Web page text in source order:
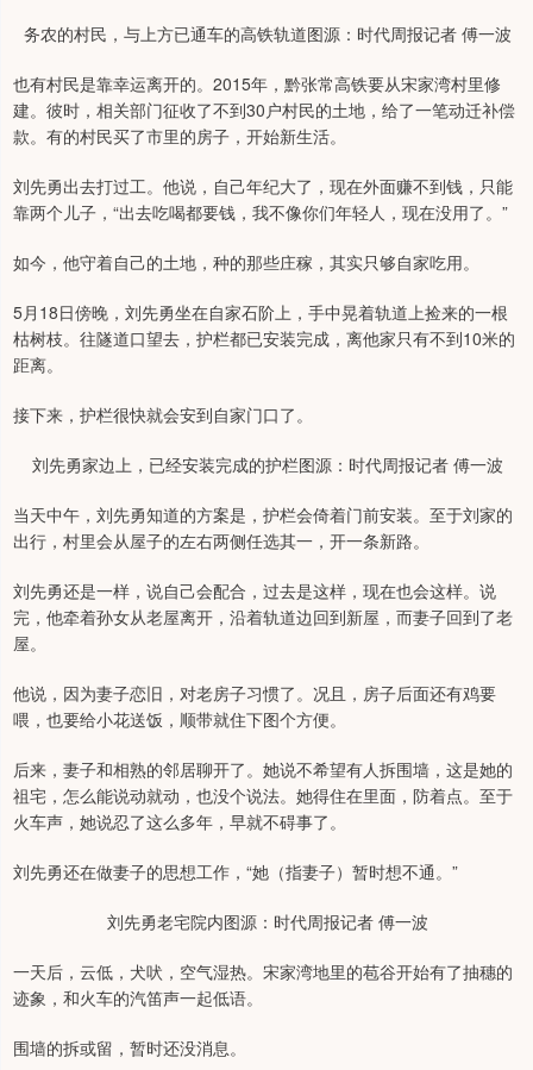
务农的村民，与上方已通车的高铁轨道图源：时代周报记者 傅一波
也有村民是靠幸运离开的。2015年，黔张常高铁要从宋家湾村里修
建。彼时，相关部门征收了不到30户村民的土地，给了一笔动迁补偿
款。有的村民买了市里的房子，开始新生活。
刘先勇出去打过工。他说，自己年纪大了，现在外面赚不到钱，只能
靠两个儿子，“出去吃喝都要钱，我不像你们年轻人，现在没用了。”
如今，他守着自己的土地，种的那些庄稼，其实只够自家吃用。
5月18日傍晚，刘先勇坐在自家石阶上，手中晃着轨道上捡来的一根
枯树枝。往隧道口望去，护栏都已安装完成，离他家只有不到10米的
距离。
接下来，护栏很快就会安到自家门口了。
刘先勇家边上，已经安装完成的护栏图源：时代周报记者 傅一波
当天中午，刘先勇知道的方案是，护栏会倚着门前安装。至于刘家的
出行，村里会从屋子的左右两侧任选其一，开一条新路。
刘先勇还是一样，说自己会配合，过去是这样，现在也会这样。说
完，他牵着孙女从老屋离开，沿着轨道边回到新屋，而妻子回到了老
屋。
他说，因为妻子恋旧，对老房子习惯了。况且，房子后面还有鸡要
喂，也要给小花送饭，顺带就住下图个方便。
后来，妻子和相熟的邻居聊开了。她说不希望有人拆围墙，这是她的
祖宅，怎么能说动就动，也没个说法。她得住在里面，防着点。至于
火车声，她说忍了这么多年，早就不碍事了。
刘先勇还在做妻子的思想工作，“她（指妻子）暂时想不通。”
刘先勇老宅院内图源：时代周报记者 傅一波
一天后，云低，犬吠，空气湿热。宋家湾地里的苞谷开始有了抽穗的
迹象，和火车的汽笛声一起低语。
围墙的拆或留，暂时还没消息。